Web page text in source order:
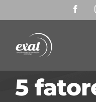
para
conteúdo
5